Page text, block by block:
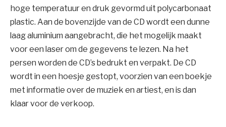
hoge temperatuur en druk gevormd uit polycarbonaat
plastic. Aan de bovenzijde van de CD wordt een dunne
laag aluminium aangebracht, die het mogelijk maakt
voor een laser om de gegevens te lezen. Na het
persen worden de CD’s bedrukt en verpakt. De CD
wordt in een hoesje gestopt, voorzien van een boekje
met informatie over de muziek en artiest, en is dan
klaar voor de verkoop.